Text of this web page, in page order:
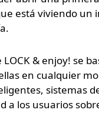
está viviendo
LOCK & enjoy! se
en cualquier
sistemas
a los usuarios